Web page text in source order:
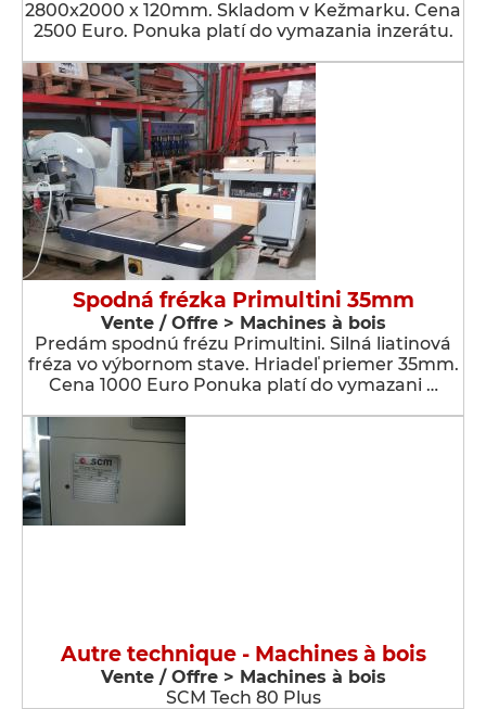
2800x2000 x 120mm. Skladom v Kežmarku. Cena
2500 Euro. Ponuka platí do vymazania inzerátu.
Spodná frézka Primultini 35mm
Vente / Offre > Machines à bois
Predám spodnú frézu Primultini. Silná liatinová
fréza vo výbornom stave. Hriadeľ priemer 35mm.
Cena 1000 Euro Ponuka platí do vymazani …
Autre technique - Machines à bois
Vente / Offre > Machines à bois
SCM Tech 80 Plus